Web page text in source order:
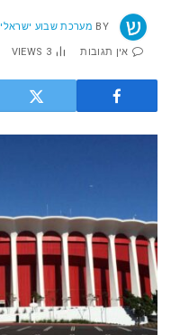
BY מערכת שבוע ישראלי
אין תגובות 3
VIEWS